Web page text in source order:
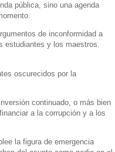
pública, sino una agenda
de inconformidad a
estudiantes y los maestros.
oscurecidos por la
continuado, o más bien
a la corrupción y a los
la figura de emergencia